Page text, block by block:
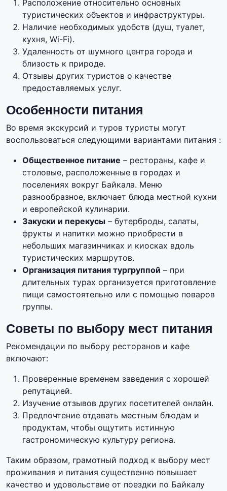
Расположение относительно основных
туристических объектов и инфраструктуры.
Наличие необходимых удобств (душ, туалет,
кухня, Wi-Fi).
Удаленность от шумного центра города и
близость к природе.
Отзывы других туристов о качестве
предоставляемых услуг.
Особенности питания
Во время экскурсий и туров туристы могут
воспользоваться следующими вариантами питания :
Общественное питание – рестораны, кафе и
столовые, расположенные в городах и
поселениях вокруг Байкала. Меню
разнообразное, включает блюда местной кухни
и европейской кулинарии.
Закуски и перекусы – бутерброды, салаты,
фрукты и напитки можно приобрести в
небольших магазинчиках и киосках вдоль
туристических маршрутов.
Организация питания тургруппой – при
длительных турах организуется приготовление
пищи самостоятельно или с помощью поваров
группы.
Советы по выбору мест питания
Рекомендации по выбору ресторанов и кафе
включают:
Проверенные временем заведения с хорошей
репутацией.
Изучение отзывов других посетителей онлайн.
Предпочтение отдавать местным блюдам и
продуктам, чтобы ощутить истинную
гастрономическую культуру региона.
Таким образом, грамотный подход к выбору мест
проживания и питания существенно повышает
качество и удовольствие от поездки по Байкалу